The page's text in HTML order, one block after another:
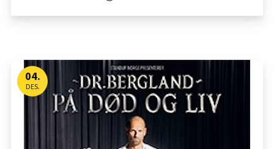
04.
DES.